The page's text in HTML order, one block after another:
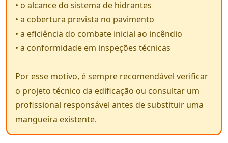
• o alcance do sistema de hidrantes
• a cobertura prevista no pavimento
• a eficiência do combate inicial ao incêndio
• a conformidade em inspeções técnicas
Por esse motivo, é sempre recomendável verificar
o projeto técnico da edificação ou consultar um
profissional responsável antes de substituir uma
mangueira existente.